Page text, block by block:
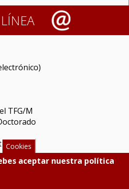
TFG/M
Cookies
aceptar nuestra política